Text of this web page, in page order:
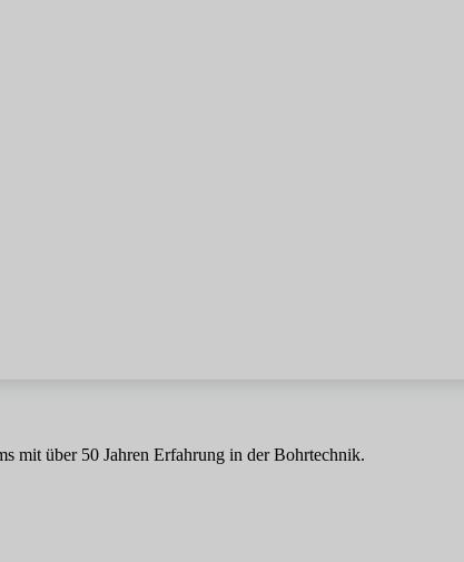
mit über 50 Jahren Erfahrung in der Bohrtechnik.